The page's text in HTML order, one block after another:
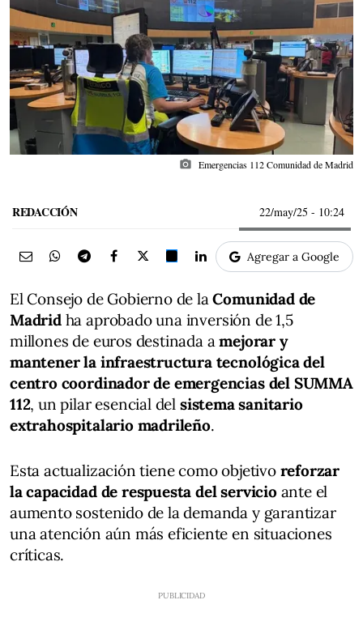
photo_camera Emergencias 112 Comunidad de Madrid
REDACCIÓN 22/may/25 - 10:24
Agregar a Google
El Consejo de Gobierno de laComunidad de
Madridha aprobado una inversión de 1,5
millones de euros destinada amejorar y
mantener la infraestructura tecnológica del
centro coordinador de emergencias del SUMMA
112, un pilar esencial del sistema sanitario
extrahospitalario madrileño.
Esta actualización tiene como objetivo reforzar
la capacidad de respuesta del servicioante el
aumento sostenido de la demanda y garantizar
una atención aún más eficiente en situaciones
críticas.